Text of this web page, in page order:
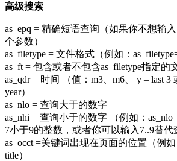
高级搜索
as_epq = 精确短语查询（如果你不想输
个参数）
as_filetype = 文件格式（例如：
as_ft = 包含或者不包含as_filetype指定的
as_qdr = 时间 （值：m3、m6、 y – last 3
year）
as_nlo = 查询大于的数字
as_nhi = 查询小于的数字 （例如：
7小于9的整数，或者你可以输入7..9替代
as_occt =关键词出现在页面的位置（例如
title）